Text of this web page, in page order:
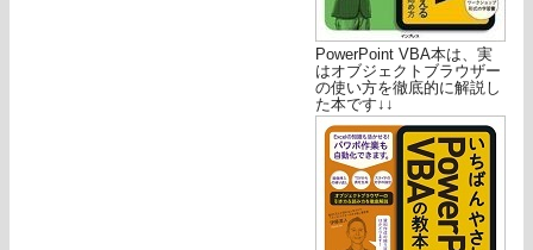
PowerPoint VBA本は、実
はオブジェクトブラウザー
の使い方を徹底的に解説し
た本です↓↓